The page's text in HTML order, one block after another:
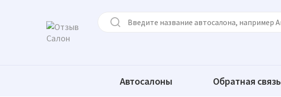
Автосалоны Обратная связь